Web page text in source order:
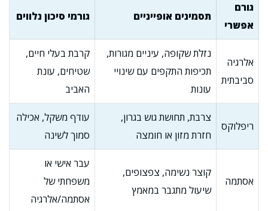
גורם
אפשרי
תסמינים אופייניים גורמי סיכון נלווים
אלרגיה
סביבתית
נזלת שקופה, עיניים מגורות,
תכיפות התקפים עם שינויי
עונות
קרבת בעלי חיים,
שטיחים, עונת
האביב
ריפלוקס
צרבת, תחושת גוש בגרון,
חזרת מזון או חומצה
עודף משקל, אכילה
סמוך לשינה
אסתמה
קוצר נשימה, צפצופים,
שיעול מתגבר במאמץ
עבר אישי או
משפחתי של
אסתמה/אלרגיה